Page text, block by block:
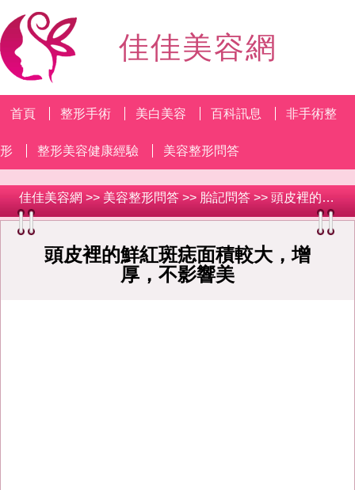
佳佳美容網
首頁 整形手術 美白美容 百科訊息 非手術整
形 整形美容健康經驗 美容整形問答
佳佳美容網 >> 美容整形問答 >> 胎記問答 >> 頭皮裡的鮮紅斑痣面積較大，增厚，不影響美
頭皮裡的鮮紅斑痣面積較大，增
厚，不影響美